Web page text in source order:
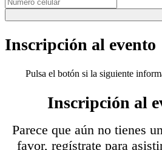
Inscripción al evento
Pulsa el botón si la siguiente
Inscripción al
Parece que aún no tienes
favor, regístrate para